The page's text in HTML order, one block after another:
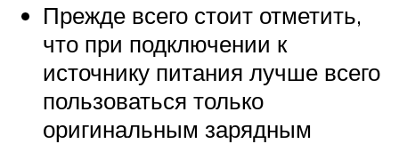
Прежде всего стоит отметить,
что при подключении к
источнику питания лучше всего
пользоваться только
оригинальным зарядным